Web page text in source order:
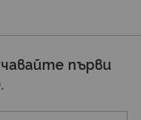
първи